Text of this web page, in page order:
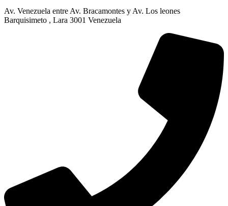
Av. Venezuela entre Av. Bracamontes y Av. Los leones
Barquisimeto , Lara 3001 Venezuela